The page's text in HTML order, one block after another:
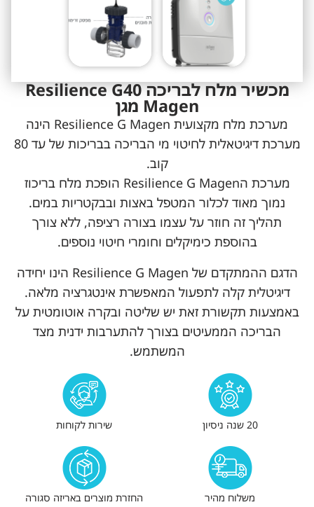
מכשיר מלח לבריכה Resilience G40
Magen מגן
מערכת מלח מקצועית Resilience G Magen הינה
מערכת דיגיטאלית לחיטוי מי הבריכה בבריכות של עד 80
קוב.
מערכת הResilience G Magen הופכת מלח בריכוז
נמוך מאוד לכלור המטפל באצות ובבקטריות במים.
תהליך זה חוזר על עצמו בצורה רציפה, ללא צורך
בהוספת כימיקלים וחומרי חיטוי נוספים.
הדגם ההמתקדם של Resilience G Magen הינו יחידה
דיגיטלית קלה לתפעול המאפשרת אינטגרציה מלאה.
באמצעות תקשורת זאת יש שליטה ובקרה אוטומטית על
הבריכה הממעיטים בצורך להתערבות ידנית מצד
המשתמש.
20 שנה ניסיון שירות לקוחות
משלוח מהיר החזרת מוצרים באריזה סגורה